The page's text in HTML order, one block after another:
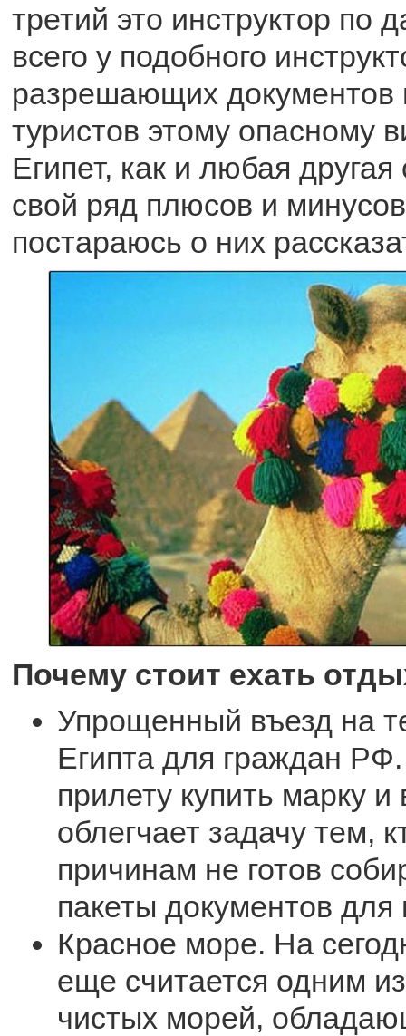
третий это инструктор по
всего у подобного
разрешающих документов
туристов этому опасному
Египет, как и любая
свой ряд плюсов и
постараюсь о них
Почему стоит ехать
Упрощенный въезд на
Египта для граждан
прилету купить марку
облегчает задачу тем,
причинам не готов
пакеты документов
Красное море. На
еще считается одним
чистых морей,